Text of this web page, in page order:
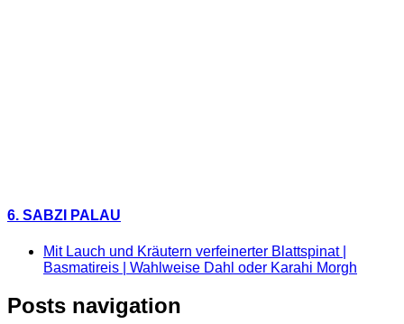
6. SABZI PALAU
Mit Lauch und Kräutern verfeinerter Blattspinat |
Basmatireis | Wahlweise Dahl oder Karahi Morgh
Posts navigation